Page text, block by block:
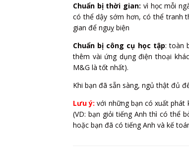
Chuẩn bị thời gian: vì học mỗi
có thể dậy sớm hơn, có thể tranh
gian để nguỵ biện
Chuẩn bị công cụ học tập: toàn
thêm vài ứng dụng điện thoại
M&G là tốt nhất).
Khi bạn đã sẵn sàng, ngủ thật đủ
Lưu ý: với những bạn có xuất phát
(VD: bạn giỏi tiếng Anh thì có thể
hoặc bạn đã có tiếng Anh và kế